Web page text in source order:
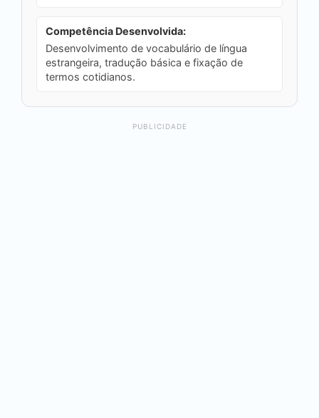
Competência Desenvolvida:
Desenvolvimento de vocabulário de língua
estrangeira, tradução básica e fixação de
termos cotidianos.
PUBLICIDADE